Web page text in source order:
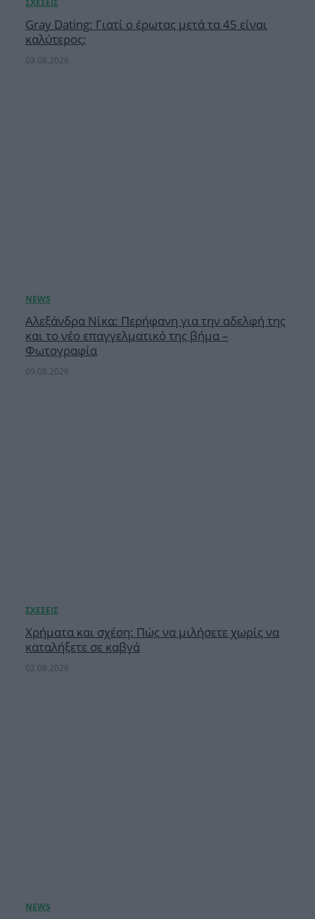
Gray Dating: Γιατί ο έρωτας μετά τα 45 είναι
καλύτερος;
03.08.2026
Αλεξάνδρα Νίκα: Περήφανη για την αδελφή της
και το νέο επαγγελματικό της βήμα –
Φωτογραφία
09.08.2026
Χρήματα και σχέση: Πώς να μιλήσετε χωρίς να
καταλήξετε σε καβγά
02.08.2026